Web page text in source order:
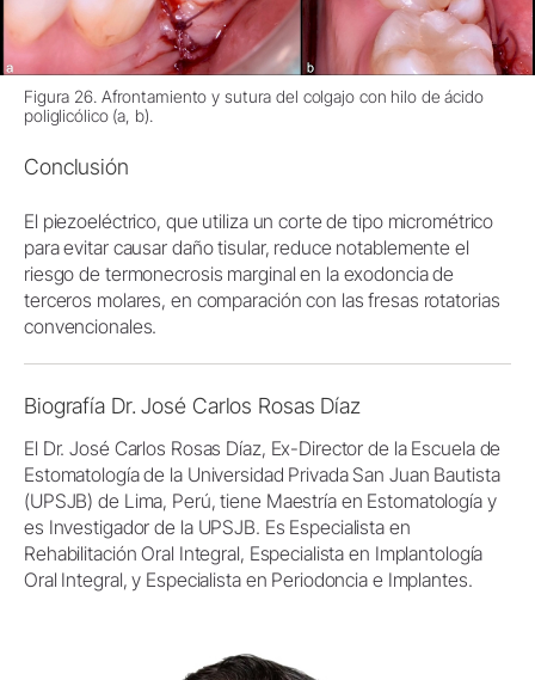
Figura 26. Afrontamiento y sutura del colgajo con hilo de ácido
poliglicólico (a, b).
Conclusión
El piezoeléctrico, que utiliza un corte de tipo micrométrico
para evitar causar daño tisular, reduce notablemente el
riesgo de termonecrosis marginal en la exodoncia de
terceros molares, en comparación con las fresas rotatorias
convencionales.
Biografía Dr. José Carlos Rosas Díaz
El Dr. José Carlos Rosas Díaz, Ex-Director de la Escuela de
Estomatología de la Universidad Privada San Juan Bautista
(UPSJB) de Lima, Perú, tiene Maestría en Estomatología y
es Investigador de la UPSJB. Es Especialista en
Rehabilitación Oral Integral, Especialista en Implantología
Oral Integral, y Especialista en Periodoncia e Implantes.